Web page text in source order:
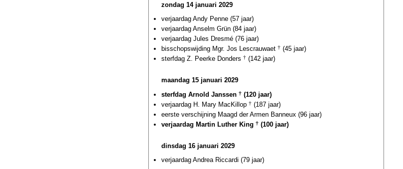
zondag 14 januari 2029
verjaardag Andy Penne (57 jaar)
verjaardag Anselm Grün (84 jaar)
verjaardag Jules Dresmé (76 jaar)
bisschopswijding Mgr. Jos Lescrauwaet † (45 jaar)
sterfdag Z. Peerke Donders † (142 jaar)
maandag 15 januari 2029
sterfdag Arnold Janssen † (120 jaar)
verjaardag H. Mary MacKillop † (187 jaar)
eerste verschijning Maagd der Armen Banneux (96 jaar)
verjaardag Martin Luther King † (100 jaar)
dinsdag 16 januari 2029
verjaardag Andrea Riccardi (79 jaar)